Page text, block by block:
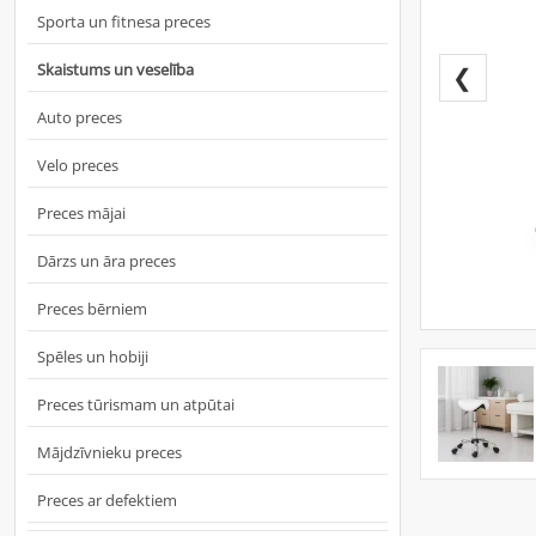
Sporta un fitnesa preces
Skaistums un veselība
Auto preces
Velo preces
Preces mājai
Dārzs un āra preces
Preces bērniem
Spēles un hobiji
Preces tūrismam un atpūtai
Mājdzīvnieku preces
Preces ar defektiem
❮